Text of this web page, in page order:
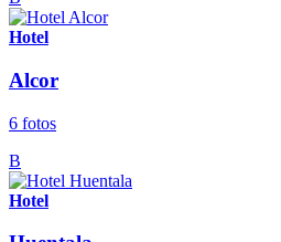
Hotel
Alcor
6 fotos
B
Hotel